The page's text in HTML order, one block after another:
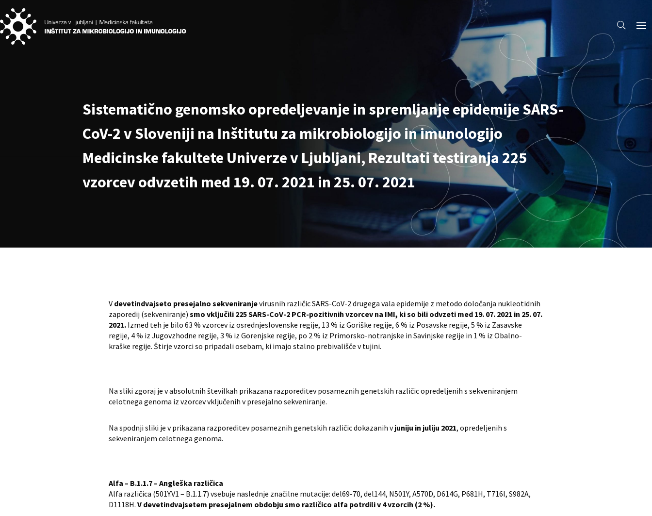
Sistematično genomsko opredeljevanje in spremljanje epidemije SARS-
CoV-2 v Sloveniji na Inštitutu za mikrobiologijo in imunologijo
Medicinske fakultete Univerze v Ljubljani, Rezultati testiranja 225
vzorcev odvzetih med 19. 07. 2021 in 25. 07. 2021
V devetindvajseto presejalno sekveniranjevirusnih različic SARS-CoV-2 drugega vala epidemije z metodo določanja nukleotidnih
zaporedij (sekveniranje) smo vključili 225 SARS-CoV-2 PCR-pozitivnih vzorcev na IMI, ki so bili odvzeti med 19. 07. 2021 in 25. 07.
2021. Izmed teh je bilo 63 % vzorcev iz osrednjeslovenske regije, 13 % iz Goriške regije, 6 % iz Posavske regije, 5 % iz Zasavske
regije, 4 % iz Jugovzhodne regije, 3 % iz Gorenjske regije, po 2 % iz Primorsko-notranjske in Savinjske regije in 1 % iz Obalno-
kraške regije. Štirje vzorci so pripadali osebam, ki imajo stalno prebivališče v tujini.
Na sliki zgoraj je v absolutnih številkah prikazana razporeditev posameznih genetskih različic opredeljenih s sekveniranjem
celotnega genoma iz vzorcev vključenih v presejalno sekveniranje.
Na spodnji sliki je v prikazana razporeditev posameznih genetskih različic dokazanih vjuniju in juliju 2021, opredeljenih s
sekveniranjem celotnega genoma.
Alfa – B.1.1.7 – Angleška različica
Alfa različica (501Y.V1 – B.1.1.7) vsebuje naslednje značilne mutacije: del69-70, del144, N501Y, A570D, D614G, P681H, T716I, S982A,
D1118H. V devetindvajsetem presejalnem obdobju smo različico alfa potrdili v 4 vzorcih (2 %).